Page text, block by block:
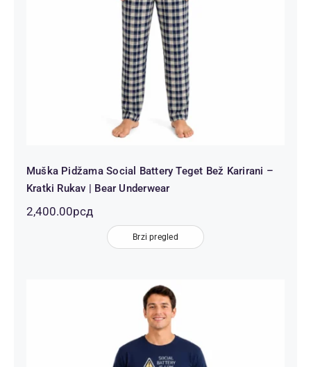
Muška Pidžama Social Battery Teget Bež Karirani –
Kratki Rukav | Bear Underwear
2,400.00рсд
Brzi pregled